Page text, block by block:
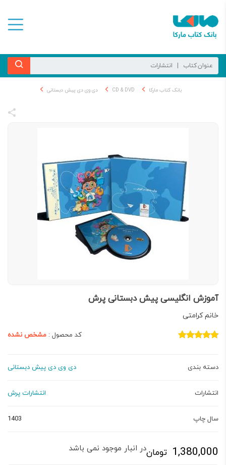
بانک کتاب مارکا CD & DVD دی وی دی پیش دبستانی
آموزش انگلیسی پیش دبستانی پرش
خانم کرامتی
کد محصول : مشخص نشده
دسته بندی دی وی دی پیش دبستانی
انتشارات انتشارات پرش
سال چاپ 1403
1,380,000 توماندر انبار موجود نمی باشد